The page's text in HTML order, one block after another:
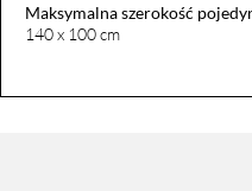
Maksymalna szerokość
140 x 100 cm